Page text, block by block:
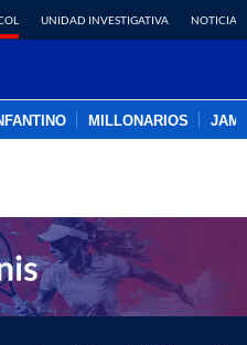
UNIDAD INVESTIGATIVA NOTICIAS
MILLONARIOS